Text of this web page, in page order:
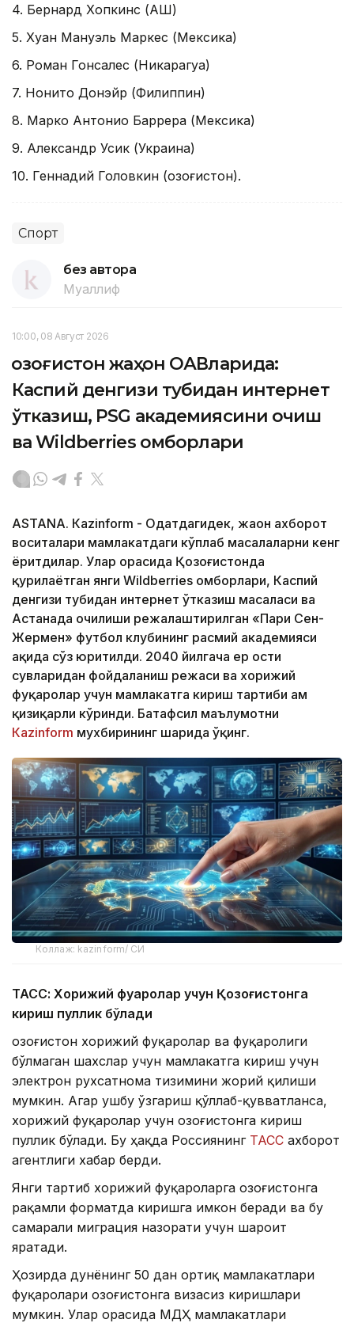
4. Бернард Хопкинс (AҚШ)
5. Хуан Мануэль Маркес (Мексика)
6. Роман Гонсалес (Никарагуа)
7. Нонито Донэйр (Филиппин)
8. Марко Aнтонио Баррера (Мексика)
9. Aлександр Усик (Украина)
10. Геннадий Головкин (Қозоғистон).
Спорт
без автора
Муаллиф
10:00, 08 Август 2026
Қозоғистон жаҳон ОАВларида:
Каспий денгизи тубидан интернет
ўтказиш, PSG академиясини очиш
ва Wildberries омборлари
ASTANА. Кazinform - Одатдагидек, жаҳон ахборот
воситалари мамлакатдаги кўплаб масалаларни кенг
ёритдилар. Улар орасида Қозоғистонда
қурилаётган янги Wildberries омборлари, Каспий
денгизи тубидан интернет ўтказиш масаласи ва
Астанада очилиши режалаштирилган «Пари Сен-
Жермен» футбол клубининг расмий академияси
ҳақида сўз юритилди. 2040 йилгача ер ости
сувларидан фойдаланиш режаси ва хорижий
фуқаролар учун мамлакатга кириш тартиби ҳам
қизиқарли кўринди. Батафсил маълумотни
Кazinform мухбирининг шарҳида ўқинг.
Коллаж: kazinform/ СИ
ТАСС: Хорижий фуқаролар учун Қозоғистонга
кириш пуллик бўлади
Қозоғистон хорижий фуқаролар ва фуқаролиги
бўлмаган шахслар учун мамлакатга кириш учун
электрон рухсатнома тизимини жорий қилиши
мумкин. Агар ушбу ўзгариш қўллаб-қувватланса,
хорижий фуқаролар учун Қозоғистонга кириш
пуллик бўлади. Бу ҳақда Россиянинг ТАСС ахборот
агентлиги хабар берди.
Янги тартиб хорижий фуқароларга Қозоғистонга
рақамли форматда киришга имкон беради ва бу
самарали миграция назорати учун шароит
яратади.
Ҳозирда дунёнинг 50 дан ортиқ мамлакатлари
фуқаролари Қозоғистонга визасиз киришлари
мумкин. Улар орасида МДҲ мамлакатлари